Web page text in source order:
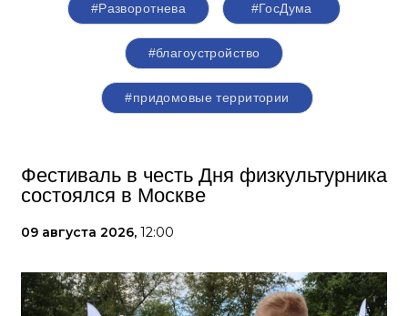
#Разворотнева #ГосДума
#благоустройство
#придомовые территории
Фестиваль в честь Дня физкультурника
состоялся в Москве
09 августа 2026, 12:00